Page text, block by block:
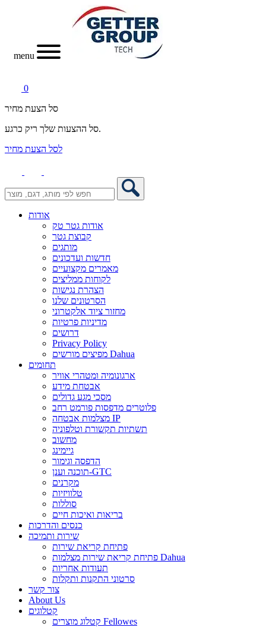
menu
0
סל הצעת מחיר
סל ההצעות שלך ריק כרגע.
לסל הצעת מחיר
אודות
אודות גטר טק
קבוצת גטר
מותגים
חדשות ועדכונים
מאמרים מקצועיים
לקוחות ממליצים
הצהרת נגישות
הסרטונים שלנו
מחזור ציוד אלקטרוני
מדיניות פרטיות
דרושים
Privacy Policy
מפיצים מורשים Dahua
תחומים
ארגונומיה ומטהרי אוויר
אבטחת מידע
מסכי מגע גדולים
פלוטרים מדפסות פורמט רחב
מצלמות אבטחה IP
תשתיות תקשורת וטלפוניה
מחשוב
גיימינג
הדפסה וגימור
תוכנה וענן-GTC
מקרנים
טלוויזיות
סוללות
בריאות ואיכות חיים
כנסים והדרכות
שירות ותמיכה
פתיחת קריאת שירות
פתיחת קריאת שירות מצלמות Dahua
תעודות אחריות
סרטוני התקנות ותקלות
צור קשר
About Us
קטלוגים
קטלוג מוצרים Fellowes